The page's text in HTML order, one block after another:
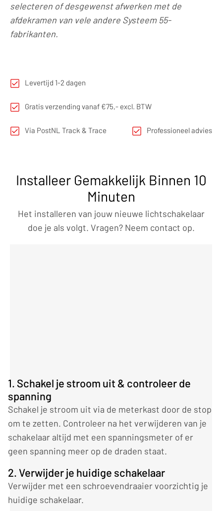
selecteren of desgewenst afwerken met de
afdekramen van vele andere Systeem 55-
fabrikanten.
Levertijd 1-2 dagen
Gratis verzending vanaf €75,- excl. BTW
Via PostNL Track & Trace Professioneel advies
Installeer Gemakkelijk Binnen 10
Minuten
Het installeren van jouw nieuwe lichtschakelaar
doe je als volgt. Vragen? Neem contact op.
1. Schakel je stroom uit & controleer de
spanning
Schakel je stroom uit via de meterkast door de stop
om te zetten. Controleer na het verwijderen van je
schakelaar altijd met een spanningsmeter of er
geen spanning meer op de draden staat.
2. Verwijder je huidige schakelaar
Verwijder met een schroevendraaier voorzichtig je
huidige schakelaar.